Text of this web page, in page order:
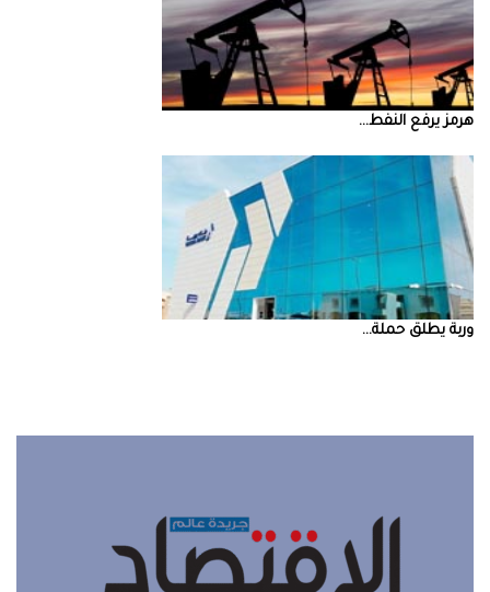
‮‬هرمز‮‬‭ ‬يرفع‭ ‬النفط‭ ...
‮‬وربة‮‬‭ ‬يطلق‭ ‬حملة‭ ...